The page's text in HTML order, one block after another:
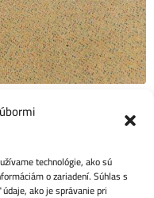
technológie, ako sú
o zariadení. Súhlas s
ako je správanie pri